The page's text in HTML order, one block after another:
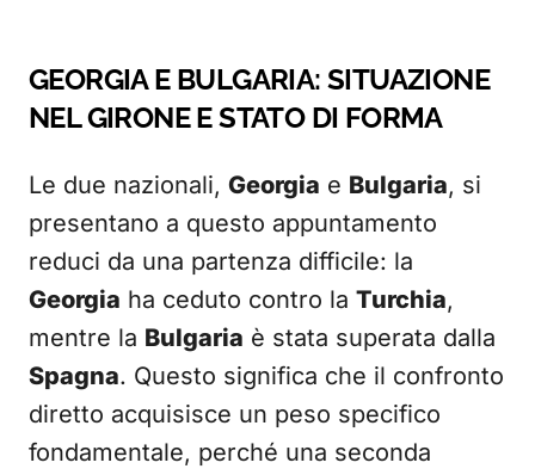
GEORGIA E BULGARIA: SITUAZIONE
NEL GIRONE E STATO DI FORMA
Le due nazionali, Georgia e Bulgaria, si
presentano a questo appuntamento
reduci da una partenza difficile: la
Georgia ha ceduto contro la Turchia,
mentre la Bulgaria è stata superata dalla
Spagna. Questo significa che il confronto
diretto acquisisce un peso specifico
fondamentale, perché una seconda